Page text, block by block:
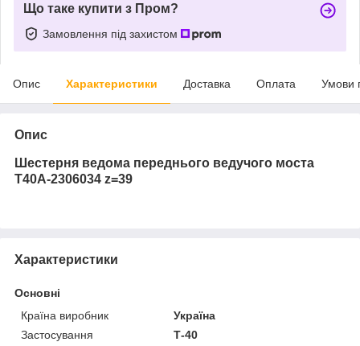
Що таке купити з Пром?
Замовлення під захистом
Опис Характеристики Доставка Оплата Умови
Опис
Шестерня ведома переднього ведучого моста
Т40А-2306034 z=39
Характеристики
Основні
Країна виробник
Україна
Застосування
Т-40